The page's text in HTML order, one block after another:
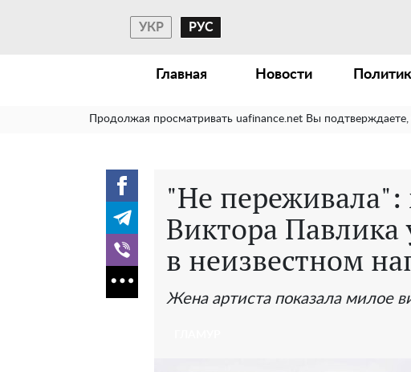
УКР РУС
Главная Новости
Продолжая просматривать uafinance.net Вы подтверждаете,
"Не переживала":
Виктора Павлика
в неизвестном
Жена артиста показала милое